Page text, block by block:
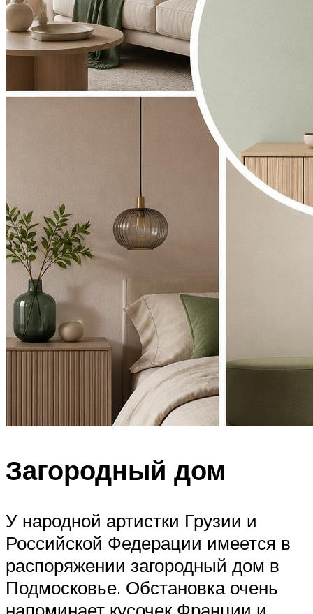
Загородный дом
У народной артистки Грузии и
Российской Федерации имеется в
распоряжении загородный дом в
Подмосковье. Обстановка очень